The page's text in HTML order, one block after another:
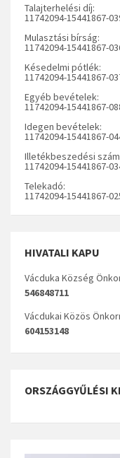
Talajterhelési díj:
11742094-15441867-
Mulasztási bírság:
11742094-15441867-
Késedelmi pótlék:
11742094-15441867-
Egyéb bevételek:
11742094-15441867-
Idegen bevételek:
11742094-15441867-
Illetékbeszedési
11742094-15441867-
Telekadó:
11742094-15441867-
HIVATALI KAPU
Vácduka Község
546848711
Vácdukai Közös
604153148
ORSZÁGGYŰLÉSI